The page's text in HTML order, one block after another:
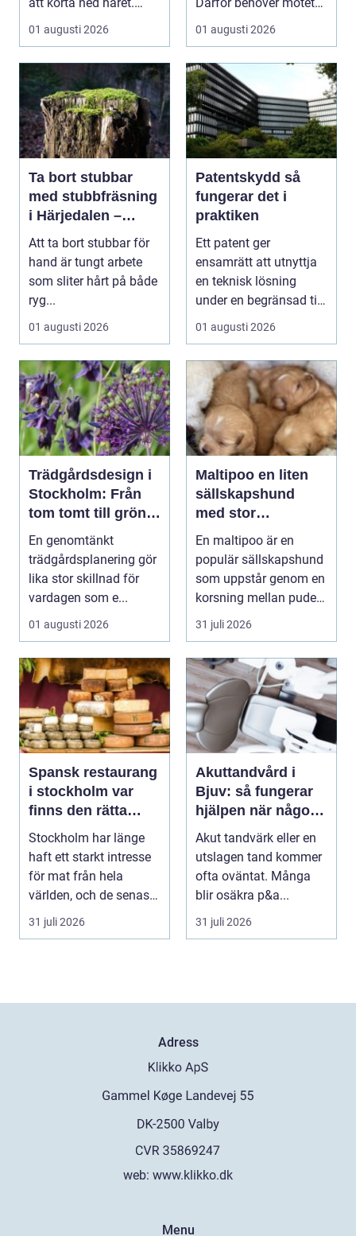
att korta ned håret.
Många män vill ha en
01 augusti 2026
Därför behöver mötet
ge verkligt värd...
01 augusti 2026
Ta bort stubbar
med stubbfräsning
i Härjedalen –
skonsamt och
effektivt
Att ta bort stubbar för
hand är tungt arbete
som sliter hårt på både
ryg...
01 augusti 2026
Patentskydd så
fungerar det i
praktiken
Ett patent ger
ensamrätt att utnyttja
en teknisk lösning
under en begränsad tid,
oftast 20 år. Rätt ...
01 augusti 2026
Trädgårdsdesign i
Stockholm: Från
tom tomt till grön
oas
En genomtänkt
trädgårdsplanering gör
lika stor skillnad för
vardagen som e...
01 augusti 2026
Maltipoo en liten
sällskapshund
med stor
personlighet
En maltipoo är en
populär sällskapshund
som uppstår genom en
korsning mellan pudel
och malteser. Kom...
31 juli 2026
Spansk restaurang
i stockholm var
finns den rätta
smaken av
spanien?
Stockholm har länge
haft ett starkt intresse
för mat från hela
världen, och de senaste
åren har suge...
31 juli 2026
Akuttandvård i
Bjuv: så fungerar
hjälpen när något
händer
Akut tandvärk eller en
utslagen tand kommer
ofta oväntat. Många
blir osäkra p&a...
31 juli 2026
Adress
web: www.klikko.dk
Menu